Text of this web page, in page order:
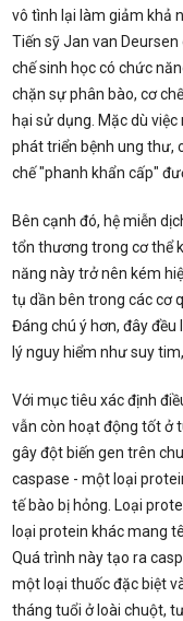
vô tình lại làm giảm khả
Tiến sỹ Jan van
chế sinh học có chức
chặn sự phân bào, cơ
hại sử dụng. Mặc dù
phát triển bệnh ung thư,
chế "phanh khẩn cấp"
Bên cạnh đó, hệ miễn
tổn thương trong cơ thể
năng này trở nên kém
tụ dần bên trong các cơ
Đáng chú ý hơn, đây đều
lý nguy hiểm như suy
Với mục tiêu xác định
vẫn còn hoạt động tốt ở
gây đột biến gen trên
caspase - một loại
tế bào bị hỏng. Loại
loại protein khác mang
Quá trình này tạo ra
một loại thuốc đặc biệt
tháng tuổi ở loài chuột,